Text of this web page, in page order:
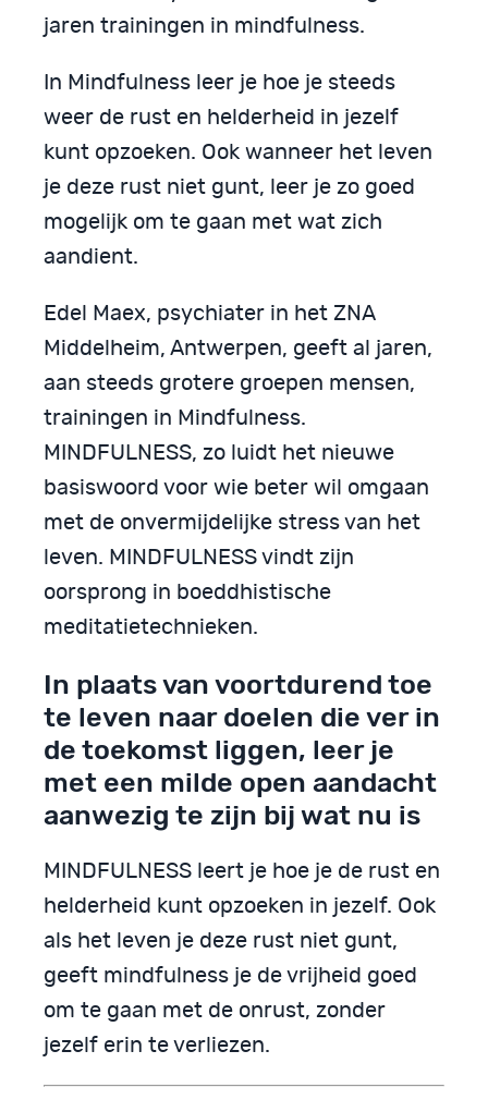
jaren trainingen in mindfulness.
In Mindfulness leer je hoe je steeds
weer de rust en helderheid in jezelf
kunt opzoeken. Ook wanneer het leven
je deze rust niet gunt, leer je zo goed
mogelijk om te gaan met wat zich
aandient.
Edel Maex, psychiater in het ZNA
Middelheim, Antwerpen, geeft al jaren,
aan steeds grotere groepen mensen,
trainingen in Mindfulness.
MINDFULNESS, zo luidt het nieuwe
basiswoord voor wie beter wil omgaan
met de onvermijdelijke stress van het
leven. MINDFULNESS vindt zijn
oorsprong in boeddhistische
meditatietechnieken.
In plaats van voortdurend toe
te leven naar doelen die ver in
de toekomst liggen, leer je
met een milde open aandacht
aanwezig te zijn bij wat nu is
MINDFULNESS leert je hoe je de rust en
helderheid kunt opzoeken in jezelf. Ook
als het leven je deze rust niet gunt,
geeft mindfulness je de vrijheid goed
om te gaan met de onrust, zonder
jezelf erin te verliezen.